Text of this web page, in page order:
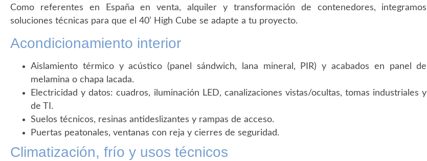
Como referentes en España en venta, alquiler y transformación de contenedores, integramos
soluciones técnicas para que el 40’ High Cube se adapte a tu proyecto.
Acondicionamiento interior
Aislamiento térmico y acústico (panel sándwich, lana mineral, PIR) y acabados en panel de
melamina o chapa lacada.
Electricidad y datos: cuadros, iluminación LED, canalizaciones vistas/ocultas, tomas industriales y
de TI.
Suelos técnicos, resinas antideslizantes y rampas de acceso.
Puertas peatonales, ventanas con reja y cierres de seguridad.
Climatización, frío y usos técnicos